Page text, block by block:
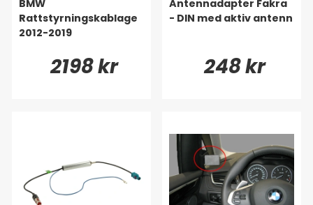
BMW
Rattstyrningskablage
2012-2019
2198 kr
Antennadapter Fakra
- DIN med aktiv antenn
248 kr